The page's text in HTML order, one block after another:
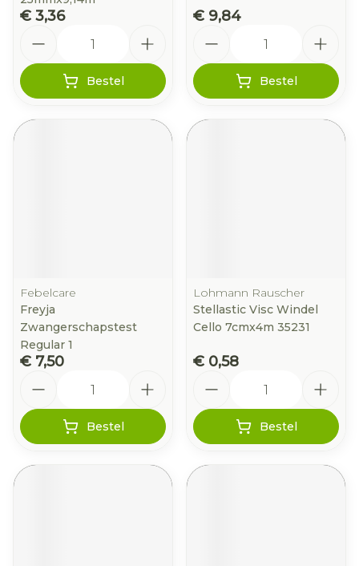
€ 3,36
Bestel
€ 9,84
Bestel
Febelcare
Freyja
Zwangerschapstest
Regular 1
€ 7,50
Bestel
Lohmann Rauscher
Stellastic Visc Windel
Cello 7cmx4m 35231
€ 0,58
Bestel